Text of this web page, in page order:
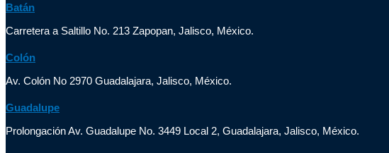
Batán
Carretera a Saltillo No. 213 Zapopan, Jalisco, México.
Colón
Av. Colón No 2970 Guadalajara, Jalisco, México.
Guadalupe
Prolongación Av. Guadalupe No. 3449 Local 2, Guadalajara, Jalisco, México.